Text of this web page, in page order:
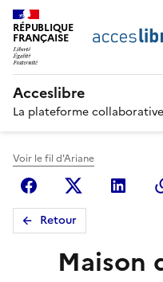
RÉPUBLIQUE
FRANÇAISE
Acceslibre
La plateforme
Voir le fil d'Ariane
FacebookX
Retour
Maison